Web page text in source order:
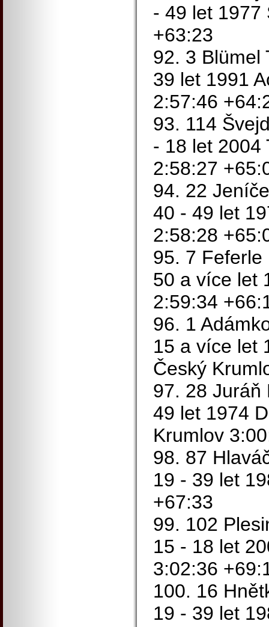
- 49 let 1977
+63:23
92. 3 Blümel
39 let 1991
2:57:46
93. 114
- 18 let 2004
2:58:27
94. 22
40 - 49 let
2:58:28
95. 7 Feferle
50 a více let
2:59:34
96. 1
15 a více let
Český
97. 28 Juráň
49 let 1974
Krumlov
98. 87
19 - 39 let
+67:33
99. 102
15 - 18 let
3:02:36
100. 16
19 - 39 let